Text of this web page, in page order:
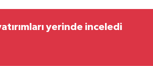
yerinde inceledi